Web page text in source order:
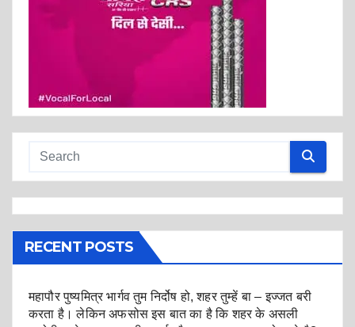
RECENT POSTS
महापौर पुष्यमित्र भार्गव तुम निर्दोष हो, शहर तुम्हें बा – इज्जत बरी
करता है। लेकिन अफसोस इस बात का है कि शहर के असली